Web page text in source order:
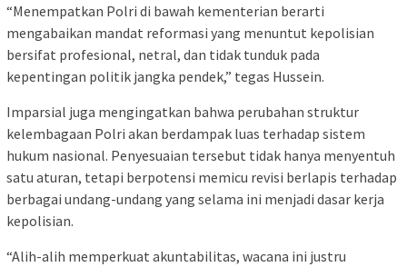
“Menempatkan Polri di bawah kementerian berarti
mengabaikan mandat reformasi yang menuntut kepolisian
bersifat profesional, netral, dan tidak tunduk pada
kepentingan politik jangka pendek,” tegas Hussein.
Imparsial juga mengingatkan bahwa perubahan struktur
kelembagaan Polri akan berdampak luas terhadap sistem
hukum nasional. Penyesuaian tersebut tidak hanya menyentuh
satu aturan, tetapi berpotensi memicu revisi berlapis terhadap
berbagai undang-undang yang selama ini menjadi dasar kerja
kepolisian.
“Alih-alih memperkuat akuntabilitas, wacana ini justru